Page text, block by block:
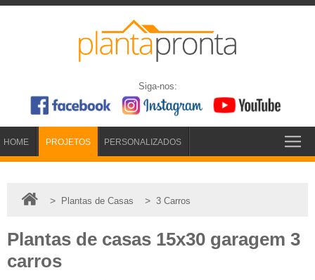
Siga-nos:
HOME PROJETOS PERSONALIZADOS
> Plantas de Casas > 3 Carros
Plantas de casas 15x30 garagem 3
carros